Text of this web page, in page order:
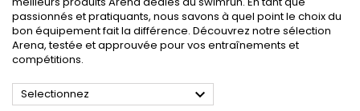
passionnés et pratiquants, nous savons à quel point le choix du
bon équipement fait la différence. Découvrez notre sélection
Arena, testée et approuvée pour vos entraînements et
compétitions.
Selectionnez 